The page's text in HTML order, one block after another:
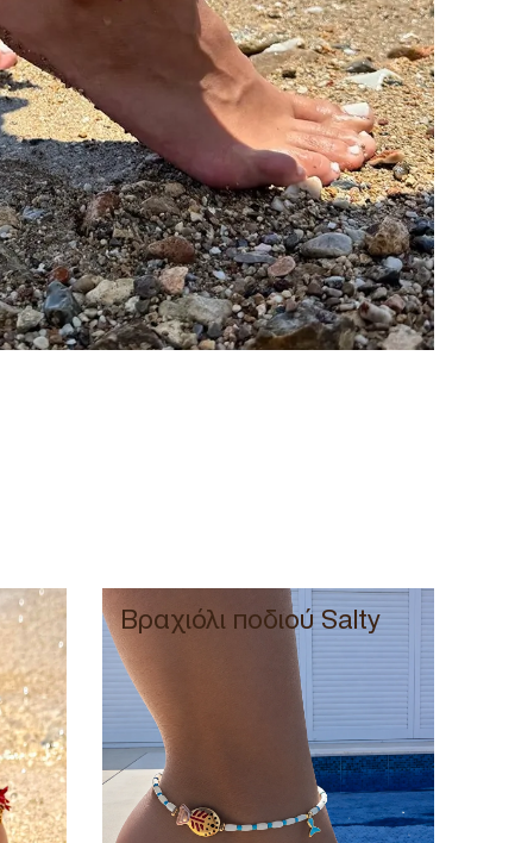
Βραχιόλι ποδιού Salty